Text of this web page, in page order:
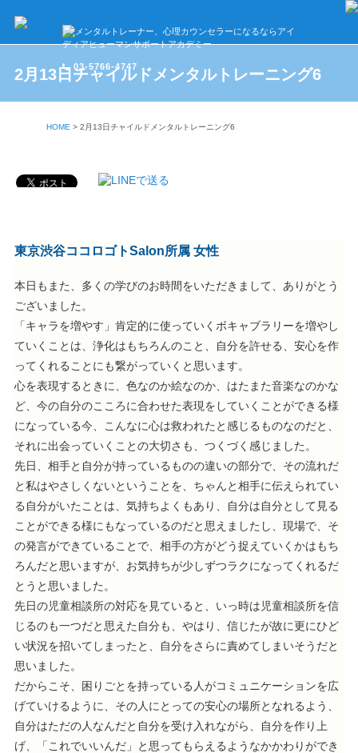
03-5766-4747
2月13日チャイルドメンタルトレーニング6
HOME > 2月13日チャイルドメンタルトレーニング6
東京渋谷ココロゴトSalon所属 女性
本日もまた、多くの学びのお時間をいただきまして、ありがとう
ございました。
「キャラを増やす」肯定的に使っていくボキャブラリーを増やし
ていくことは、浄化はもちろんのこと、自分を許せる、安心を作
ってくれることにも繋がっていくと思います。
心を表現するときに、色なのか絵なのか、はたまた音楽なのかな
ど、今の自分のこころに合わせた表現をしていくことができる様
になっている今、こんなに心は救われたと感じるものなのだと、
それに出会っていくことの大切さも、つくづく感じました。
先日、相手と自分が持っているものの違いの部分で、その流れだ
と私はやさしくないということを、ちゃんと相手に伝えられてい
る自分がいたことは、気持ちよくもあり、自分は自分として見る
ことができる様にもなっているのだと思えましたし、現場で、そ
の発言ができていることで、相手の方がどう捉えていくかはもち
ろんだと思いますが、お気持ちが少しずつラクになってくれるだ
とうと思いました。
先日の児童相談所の対応を見ていると、いっ時は児童相談所を信
じるのも一つだと思えた自分も、やはり、信じたが故に更にひど
い状況を招いてしまったと、自分をさらに責めてしまいそうだと
思いました。
だからこそ、困りごとを持っている人がコミュニケーションを広
げていけるように、その人にとっての安心の場所となれるよう、
自分はただの人なんだと自分を受け入れながら、自分を作り上
げ、「これでいいんだ」と思ってもらえるようなかかわりができ